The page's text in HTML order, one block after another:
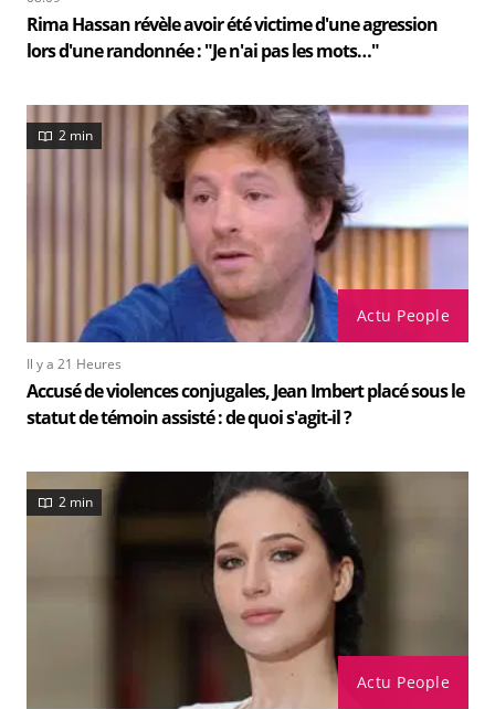
Rima Hassan révèle avoir été victime d'une agression
lors d'une randonnée : "Je n'ai pas les mots…"
Actu People
2 min
Il y a 21 Heures
Accusé de violences conjugales, Jean Imbert placé sous le
statut de témoin assisté : de quoi s'agit-il ?
Actu People
2 min